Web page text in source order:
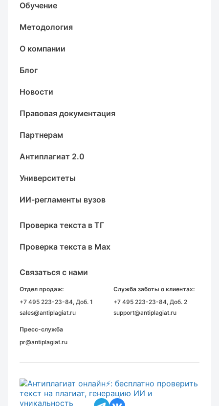
Обучение
Методология
О компании
Блог
Новости
Правовая документация
Партнерам
Антиплагиат 2.0
Университеты
ИИ-регламенты вузов
Проверка текста в ТГ
Проверка текста в Max
Связаться с нами
Отдел продаж:
+7 495 223-23-84, Доб. 1
sales@antiplagiat.ru
Служба заботы о клиентах:
+7 495 223-23-84, Доб. 2
support@antiplagiat.ru
Пресс-служба
pr@antiplagiat.ru